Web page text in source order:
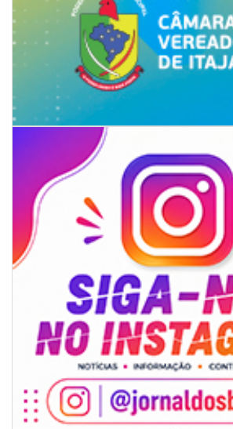
09/08/2026 | 07:00
Novo programa trabalha a prevenção de
Municipal de Ensino
NAVEGANTES